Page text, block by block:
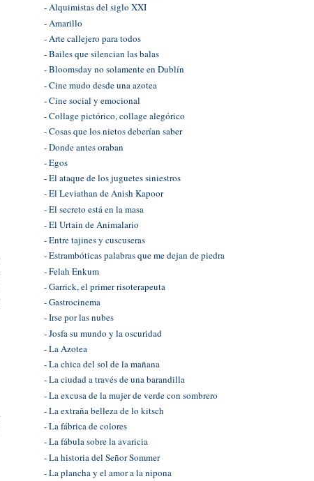
- Alquimistas del siglo XXI
- Amarillo
- Arte callejero para todos
- Bailes que silencian las balas
- Bloomsday no solamente en Dublín
- Cine mudo desde una azotea
- Cine social y emocional
- Collage pictórico, collage alegórico
- Cosas que los nietos deberían saber
- Donde antes oraban
- Egos
- El ataque de los juguetes siniestros
- El Leviathan de Anish Kapoor
- El secreto está en la masa
- El Urtain de Animalario
- Entre tajines y cuscuseras
- Estrambóticas palabras que me dejan de piedra
- Felah Enkum
- Garrick, el primer risoterapeuta
- Gastrocinema
- Irse por las nubes
- Josfa su mundo y la oscuridad
- La Azotea
- La chica del sol de la mañana
- La ciudad a través de una barandilla
- La excusa de la mujer de verde con sombrero
- La extraña belleza de lo kitsch
- La fábrica de colores
- La fábula sobre la avaricia
- La historia del Señor Sommer
- La plancha y el amor a la nipona